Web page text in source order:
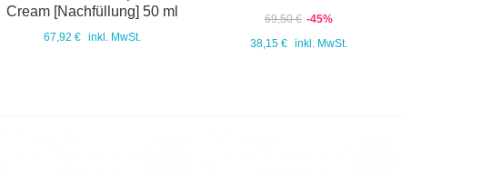
Cream [Nachfüllung] 50 ml
67,92 € inkl. MwSt.
69,50 € -45%
38,15 € inkl. MwSt.